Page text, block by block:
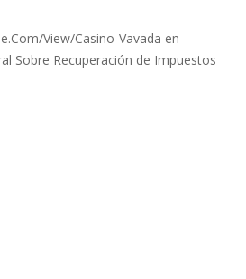
view/Casino-Vavada en
Sobre Recuperación de Impuestos